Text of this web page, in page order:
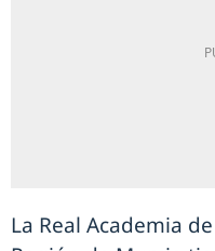
La Real Academia